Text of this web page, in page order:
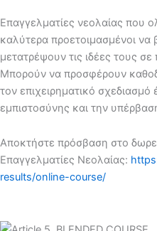
Επαγγελματίες νεολαίας που
καλύτερα προετοιμασμένοι να
μετατρέψουν τις ιδέες τους σε
Μπορούν να προσφέρουν
τον επιχειρηματικό
εμπιστοσύνης και την
Αποκτήστε πρόσβαση στο
Επαγγελματίες Νεολαίας:
results/online-course/